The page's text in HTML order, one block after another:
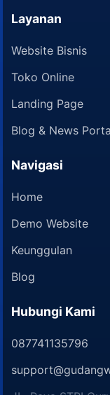
Layanan
Website Bisnis
Toko Online
Landing Page
Blog & News
Navigasi
Home
Demo Website
Keunggulan
Blog
Hubungi Kami
087741135796